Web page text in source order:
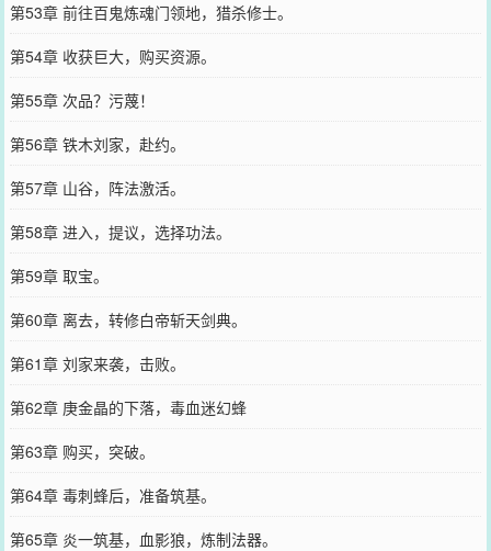
第53章 前往百鬼炼魂门领地，猎杀修士。
第54章 收获巨大，购买资源。
第55章 次品？污蔑！
第56章 铁木刘家，赴约。
第57章 山谷，阵法激活。
第58章 进入，提议，选择功法。
第59章 取宝。
第60章 离去，转修白帝斩天剑典。
第61章 刘家来袭，击败。
第62章 庚金晶的下落，毒血迷幻蜂
第63章 购买，突破。
第64章 毒刺蜂后，准备筑基。
第65章 炎一筑基，血影狼，炼制法器。